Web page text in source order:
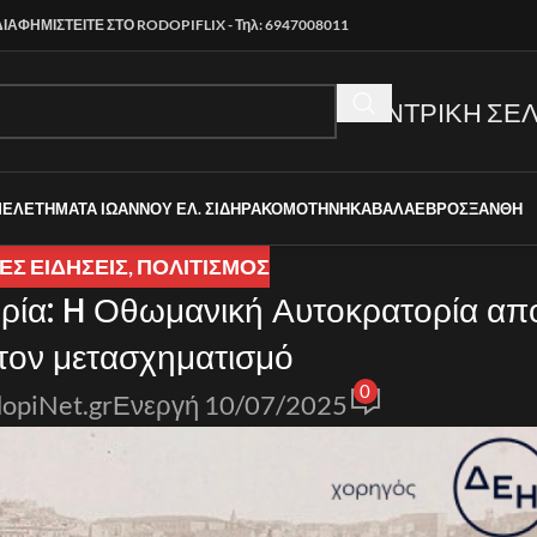
ΣΤΟ RODOPIFLIX - Τηλ: 6947008011
ΚΕΝΤΡΙΚΗ
ΙΩΑΝΝΟΥ ΕΛ. ΣΙΔΗΡΑΚΟΜΟΤΗΝΗΚΑΒΑΛΑΕΒΡΟΣΞΑΝΘΗ
ΕΙΔΉΣΕΙΣ,ΠΟΛΙΤΙΣΜΟΣ
H Οθωμανική Αυτοκρατορία
μετασχηματισμό
Ενεργή 10/07/2025 0